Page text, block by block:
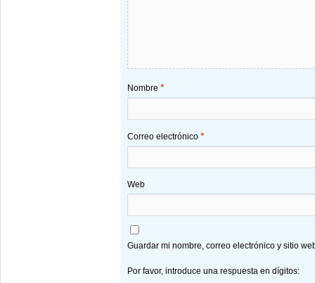
Nombre *
Correo electrónico *
Web
Guardar mi nombre, correo electrónico y sitio
Por favor, introduce una respuesta en dígitos: